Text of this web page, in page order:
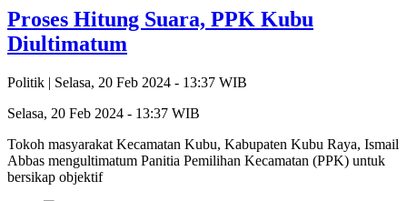
Proses Hitung Suara, PPK Kubu
Diultimatum
Politik | Selasa, 20 Feb 2024 - 13:37 WIB
Selasa, 20 Feb 2024 - 13:37 WIB
Tokoh masyarakat Kecamatan Kubu, Kabupaten Kubu Raya, Ismail
Abbas mengultimatum Panitia Pemilihan Kecamatan (PPK) untuk
bersikap objektif